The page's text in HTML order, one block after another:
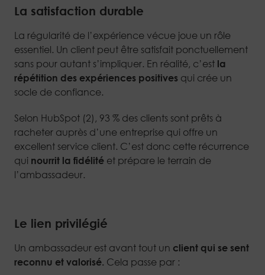
La satisfaction durable
La régularité de l’expérience vécue joue un rôle
essentiel. Un client peut être satisfait ponctuellement
sans pour autant s’impliquer. En réalité, c’estla
répétition des expériences positivesqui crée un
socle de confiance.
Selon HubSpot (2), 93 % des clients sont prêts à
racheter auprès d’une entreprise qui offre un
excellent service client. C’est donc cette récurrence
qui nourrit la fidélitéet prépare le terrain de
l’ambassadeur.
Le lien privilégié
Un ambassadeur est avant tout un client qui se sent
reconnu et valorisé. Cela passe par :